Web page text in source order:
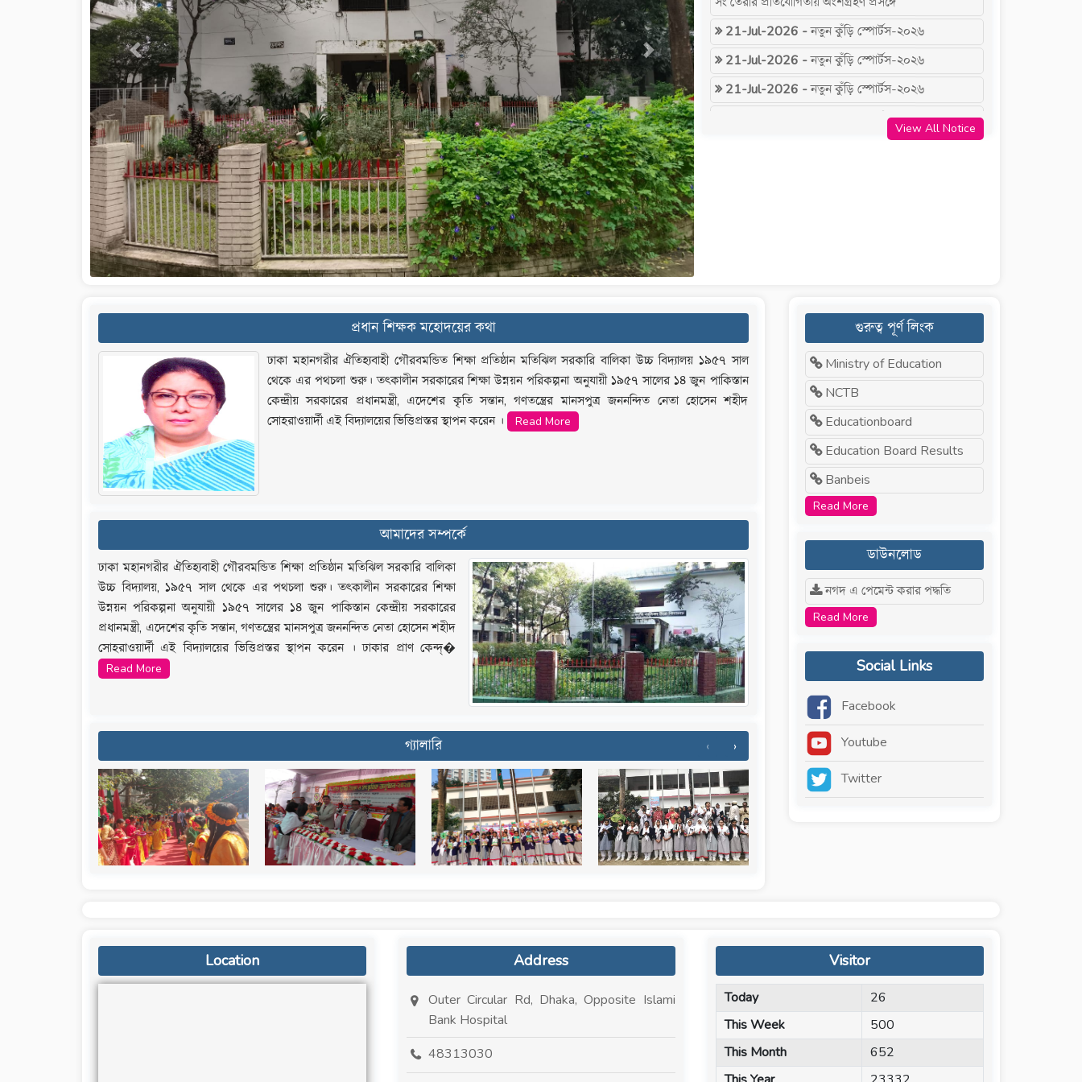
Previous Next
21-Jul-2026 -নতুন কুঁড়ি স্পোর্টস-২০২৬
21-Jul-2026 -নতুন কুঁড়ি স্পোর্টস-২০২৬
21-Jul-2026 -নতুন কুঁড়ি স্পোর্টস-২০২৬
21-Dec-2025 -অপেক্ষমান তালিকা-১
অপেক্ষমান তালিকা-১
Admission-2026, 1st
Result List.
11-Dec-2025 -Admission-2026, 1st
Result List.
View All Notice
প্রধান শিক্ষক মহোদয়ের কথা
ঢাকা মহানগরীর ঐতিহ্যবাহী গৌরবমন্ডিত শিক্ষা প্রতিষ্ঠান মতিঝিল সরকারি বালিকা উচ্চ বিদ্যালয় ১৯৫৭ সাল
থেকে এর পথচলা শুরু। তৎকালীন সরকারের শিক্ষা উন্নয়ন পরিকল্পনা অনুযায়ী ১৯৫৭ সালের ১৪ জুন পাকিস্তান
কেন্দ্রীয় সরকারের প্রধানমন্ত্রী, এদেশের কৃতি সন্তান, গণতন্ত্রের মানসপুত্র জননন্দিত নেতা হোসেন শহীদ
সোহরাওয়ার্দী এই বিদ্যালয়ের ভিত্তিপ্রস্তর স্থাপন করেন ।
Read More
আমাদের সম্পর্কে
ঢাকা মহানগরীর ঐতিহ্যবাহী গৌরবমন্ডিত শিক্ষা প্রতিষ্ঠান মতিঝিল সরকারি বালিকা
উচ্চ বিদ্যালয়, ১৯৫৭ সাল থেকে এর পথচলা শুরু। তৎকালীন সরকারের শিক্ষা
উন্নয়ন পরিকল্পনা অনুযায়ী ১৯৫৭ সালের ১৪ জুন পাকিস্তান কেন্দ্রীয় সরকারের
প্রধানমন্ত্রী, এদেশের কৃতি সন্তান, গণতন্ত্রের মানসপুত্র জননন্দিত নেতা হোসেন শহীদ
সোহরাওয়ার্দী এই বিদ্যালয়ের ভিত্তিপ্রস্তর স্থাপন করেন । ঢাকার প্রাণ কেন্দ্�
Read More
গ্যালারি ‹ ›
গুরুত্ব পূর্ণ লিংক
Ministry of Education
NCTB
Educationboard
Education Board Results
Banbeis
Read More
ডাউনলোড
নগদ এ পেমেন্ট করার পদ্ধতি
Read More
Social Links
Facebook
Youtube
Twitter
Location Address
Outer Circular Rd, Dhaka, Opposite Islami
Bank Hospital
48313030
Visitor
Today
26
This Week
500
This Month
652